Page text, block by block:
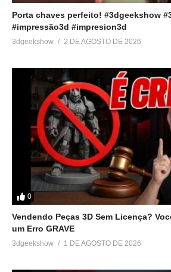
Em "Sem categoria"
Porta chaves perfeito! #3dgeekshow
#impressão3d #impresion3d
3dgeekshow 2 DE AGOSTO DE 2026
0
Vendendo Peças 3D Sem Licença?
um Erro GRAVE
3dgeekshow 1 DE AGOSTO DE 2026